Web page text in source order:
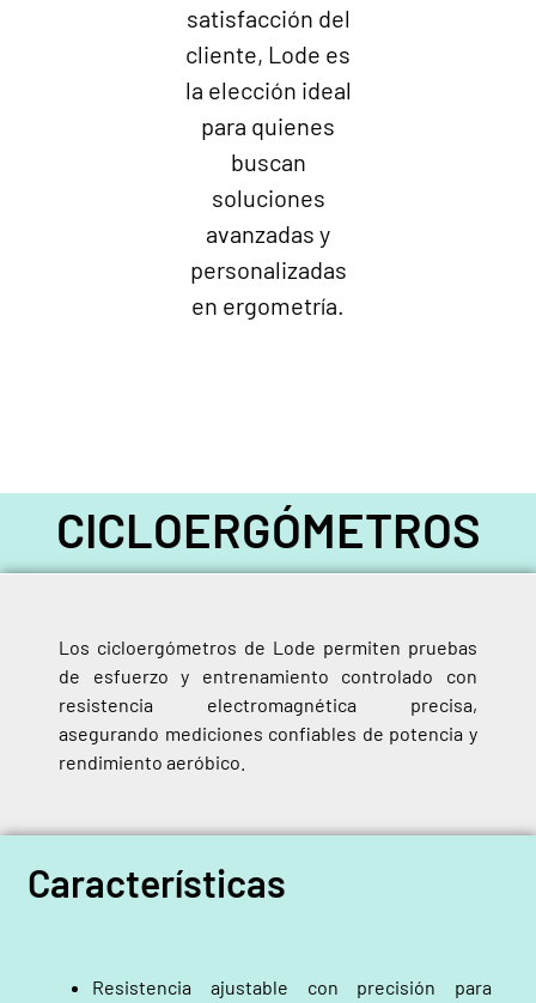
satisfacción del
cliente, Lode es
la elección ideal
para quienes
buscan
soluciones
avanzadas y
personalizadas
en ergometría.
CICLOERGÓMETROS
Los cicloergómetros de Lode permiten pruebas
de esfuerzo y entrenamiento controlado con
resistencia electromagnética precisa,
asegurando mediciones confiables de potencia y
rendimiento aeróbico.
Características
Resistencia ajustable con precisión para